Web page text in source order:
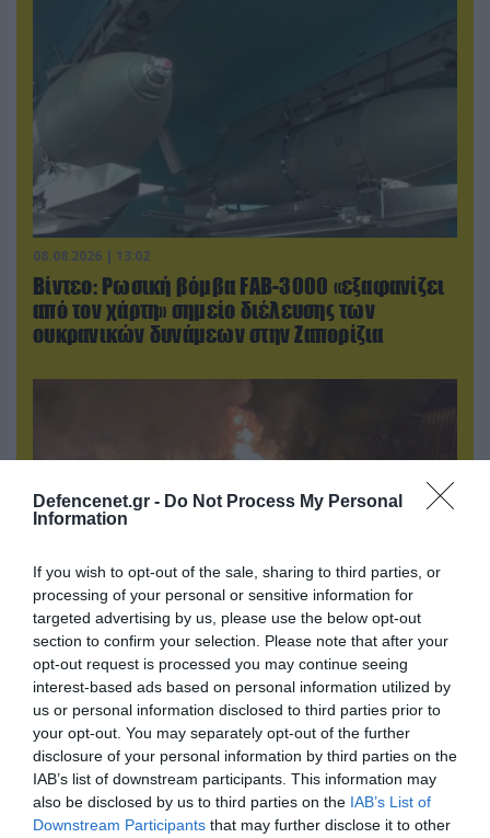
Defencenet.gr - Do Not Process My Personal
Information
If you wish to opt-out of the sale, sharing to third parties, or
processing of your personal or sensitive information for
targeted advertising by us, please use the below opt-out
section to confirm your selection. Please note that after your
opt-out request is processed you may continue seeing
interest-based ads based on personal information utilized by
us or personal information disclosed to third parties prior to
your opt-out. You may separately opt-out of the further
disclosure of your personal information by third parties on the
IAB’s list of downstream participants. This information may
also be disclosed by us to third parties on the IAB’s List of
Downstream Participants that may further disclose it to other
08.08.2026 | 13:02
Βίντεο: Ρωσική βόμβα FAB-3000 «εξαφανίζει
από τον χάρτη» σημείο διέλευσης των
ουκρανικών δυνάμεων στην Ζαπορίζια
08.08.2026 | 01:02
Στο «κόκκινο» το Ντνιπροπετρόφσκ: Οι
Ουκρανοί μιλούν για σφοδρές ρωσικές
επιθέσεις σε όλη την επικράτεια
ΠΟΛΙΤΙΚΗ